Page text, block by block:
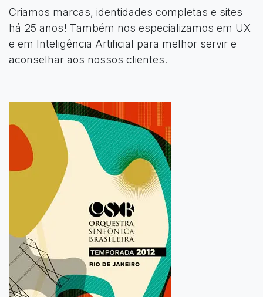
Criamos marcas, identidades completas e sites
há 25 anos! Também nos especializamos em UX
e em Inteligência Artificial para melhor servir e
aconselhar aos nossos clientes.